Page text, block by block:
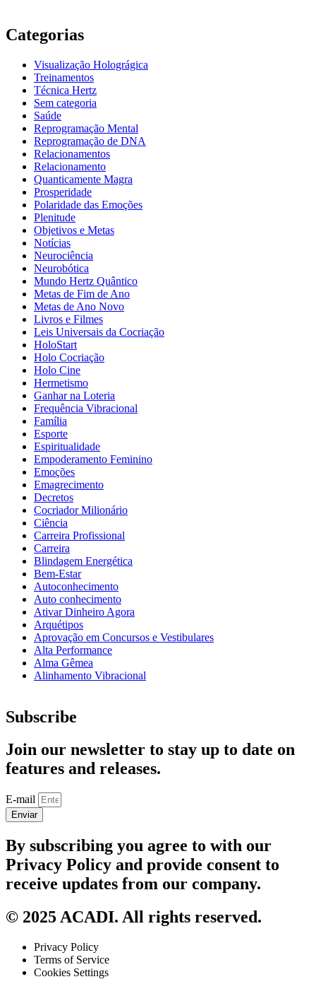
Categorias
Visualização Holográgica
Treinamentos
Técnica Hertz
Sem categoria
Saúde
Reprogramação Mental
Reprogramação de DNA
Relacionamentos
Relacionamento
Quanticamente Magra
Prosperidade
Polaridade das Emoções
Plenitude
Objetivos e Metas
Notícias
Neurociência
Neurobótica
Mundo Hertz Quântico
Metas de Fim de Ano
Metas de Ano Novo
Livros e Filmes
Leis Universais da Cocriação
HoloStart
Holo Cocriação
Holo Cine
Hermetismo
Ganhar na Loteria
Frequência Vibracional
Família
Esporte
Espiritualidade
Empoderamento Feminino
Emoções
Emagrecimento
Decretos
Cocriador Milionário
Ciência
Carreira Profissional
Carreira
Blindagem Energética
Bem-Estar
Autoconhecimento
Auto conhecimento
Ativar Dinheiro Agora
Arquétipos
Aprovação em Concursos e Vestibulares
Alta Performance
Alma Gêmea
Alinhamento Vibracional
Subscribe
Join our newsletter to stay up to date on
features and releases.
E-mail
Enviar
By subscribing you agree to with our
Privacy Policy and provide consent to
receive updates from our company.
© 2025 ACADI. All rights reserved.
Privacy Policy
Terms of Service
Cookies Settings